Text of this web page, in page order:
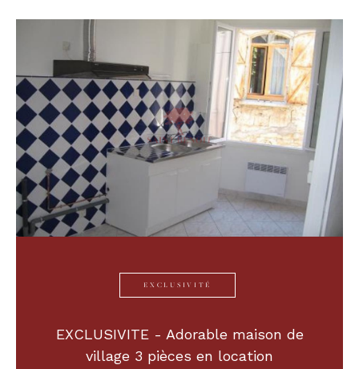
EXCLUSIVITÉ
EXCLUSIVITE - Adorable maison de
village 3 pièces en location
Budget
Surface
Surface
Pièces
Pièces
Référence
AFFINER LES CRITÈRES
FILTRER PAR